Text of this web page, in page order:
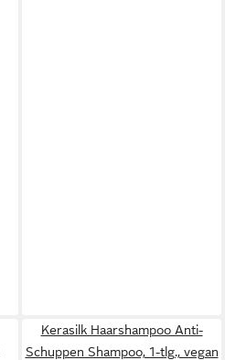
Kerasilk Haarshampoo Anti-
Schuppen Shampoo, 1-tlg., vegan